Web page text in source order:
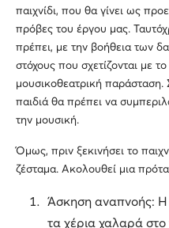
παιχνίδι, που θα γίνει ως
πρόβες του έργου μας.
πρέπει, με την βοήθεια των
στόχους που σχετίζονται με
μουσικοθεατρική παράσταση.
παιδιά θα πρέπει να
την μουσική.
Όμως, πριν ξεκινήσει το
ζέσταμα. Ακολουθεί μια
Άσκηση αναπνοής: Η
τα χέρια χαλαρά